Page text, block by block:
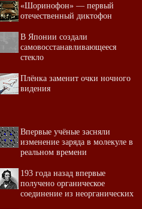
«Шоринофон» — первый
отечественный диктофон
В Японии создали
самовосстанавливающееся
стекло
Плёнка заменит очки ночного
видения
Впервые учёные засняли
изменение заряда в молекуле в
реальном времени
193 года назад впервые
получено органическое
соединение из неорганических